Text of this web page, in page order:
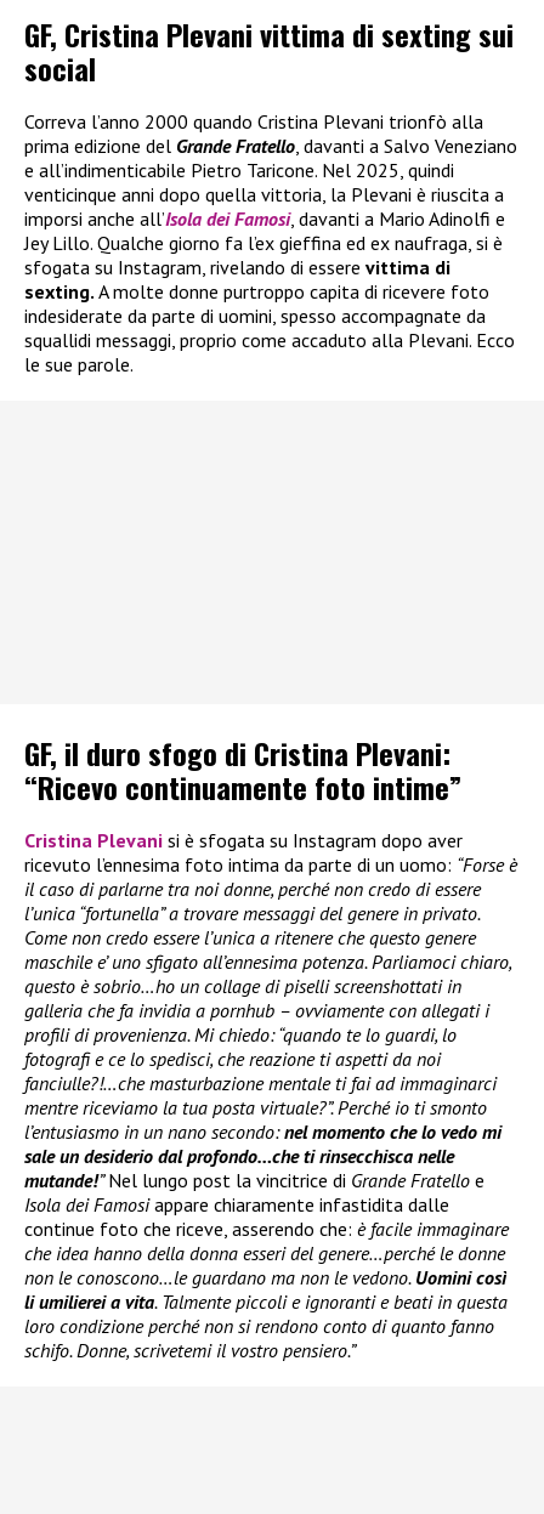
GF, Cristina Plevani vittima di sexting sui
social
Correva l’anno 2000 quando Cristina Plevani trionfò alla
prima edizione del Grande Fratello , davanti a Salvo Veneziano
e all’indimenticabile Pietro Taricone. Nel 2025, quindi
venticinque anni dopo quella vittoria, la Plevani è riuscita a
imporsi anche all’Isola dei Famosi, davanti a Mario Adinolfi e
Jey Lillo. Qualche giorno fa l’ex gieffina ed ex naufraga, si è
sfogata su Instagram, rivelando di essere vittima di
sexting. A molte donne purtroppo capita di ricevere foto
indesiderate da parte di uomini, spesso accompagnate da
squallidi messaggi, proprio come accaduto alla Plevani. Ecco
le sue parole.
GF, il duro sfogo di Cristina Plevani:
“Ricevo continuamente foto intime”
Cristina Plevani si è sfogata su Instagram dopo aver
ricevuto l’ennesima foto intima da parte di un uomo: “Forse è
il caso di parlarne tra noi donne, perché non credo di essere
l’unica “fortunella” a trovare messaggi del genere in privato.
Come non credo essere l’unica a ritenere che questo genere
maschile e’ uno sfigato all’ennesima potenza. Parliamoci chiaro,
questo è sobrio…ho un collage di piselli screenshottati in
galleria che fa invidia a pornhub – ovviamente con allegati i
profili di provenienza. Mi chiedo: “quando te lo guardi, lo
fotografi e ce lo spedisci, che reazione ti aspetti da noi
fanciulle?!…che masturbazione mentale ti fai ad immaginarci
mentre riceviamo la tua posta virtuale?”. Perché io ti smonto
l’entusiasmo in un nano secondo:nel momento che lo vedo mi
sale un desiderio dal profondo…che ti rinsecchisca nelle
mutande!”Nel lungo post la vincitrice di Grande Fratello e
Isola dei Famosiappare chiaramente infastidita dalle
continue foto che riceve, asserendo che: è facile immaginare
che idea hanno della donna esseri del genere…perché le donne
non le conoscono…le guardano ma non le vedono. Uomini così
li umilierei a vita. Talmente piccoli e ignoranti e beati in questa
loro condizione perché non si rendono conto di quanto fanno
schifo. Donne, scrivetemi il vostro pensiero.”